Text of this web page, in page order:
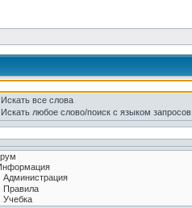
Искать все слова
Искать любое слово/поиск с языком запросов